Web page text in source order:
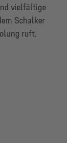
vielfältige
Schalker
ruft.